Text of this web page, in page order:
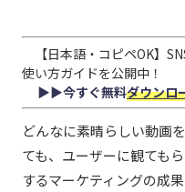
【日本語・コピペOK】
使い方ガイドを公開中！
▶︎▶︎今すぐ無料ダウンロ
どんなに素晴らしい動画
ても、ユーザーに観ても
するマーケティングの成